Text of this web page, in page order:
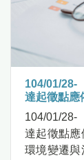
104/01/28-
達起徵點應
104/01/28-
達起徵點
環境變遷與